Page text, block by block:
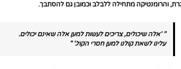
והרומנטיקה מתחילה ללבלב וכמובן גם להסתבך.
" 'אלה שיכולים, צריכים לעשות למען אלה שאינם יכולים.
עלינו לשאת קולנו למען חסרי הקול.' "